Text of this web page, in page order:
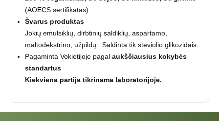
(AOECS sertifikatas)
Švarus produktas
Jokių emulsiklių, dirbtinių saldiklių, aspartamo,
maltodekstrino, užpildų. Saldinta tik steviolio glikozidais.
Pagaminta Vokietijoje pagal aukščiausius kokybės
standartus
Kiekviena partija tikrinama laboratorijoje.